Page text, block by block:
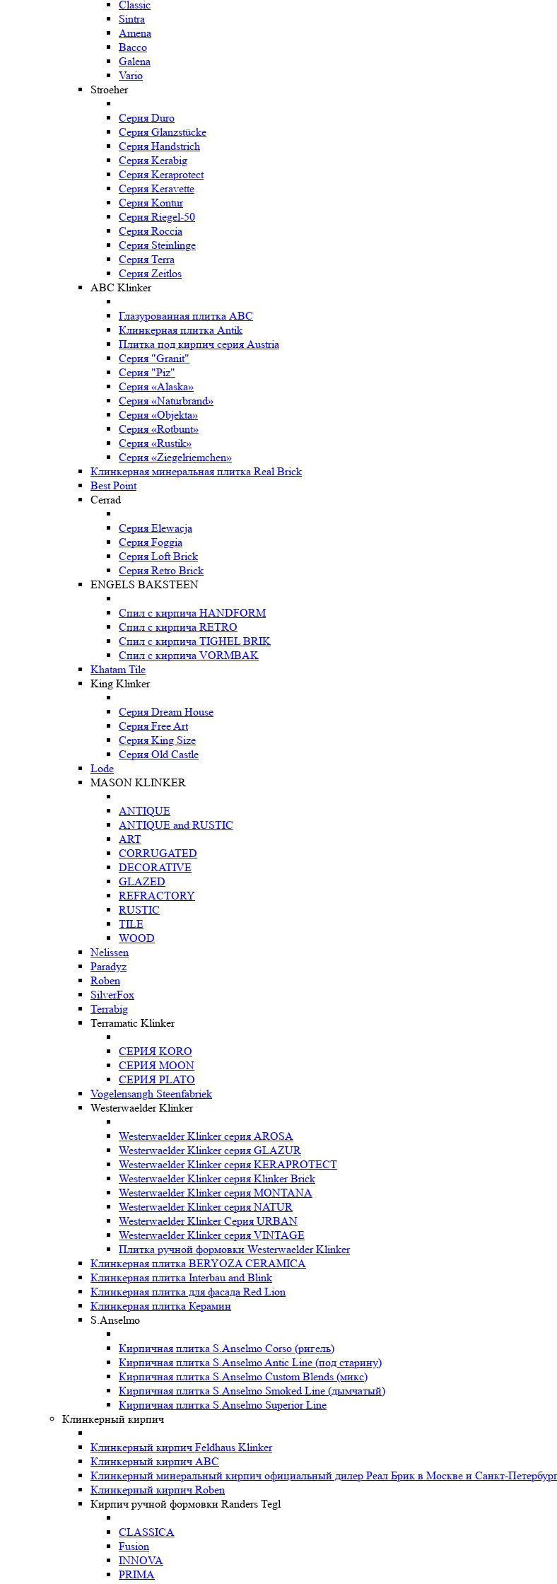
Classic
Sintra
Amena
Bacco
Galena
Vario
Stroeher
Серия Duro
Серия Glanzstücke
Серия Handstrich
Серия Kerabig
Серия Keraprotect
Серия Keravette
Серия Kontur
Серия Riegel-50
Серия Roccia
Серия Steinlinge
Серия Terra
Серия Zeitlos
ABC Klinker
Глазурованная плитка ABC
Клинкерная плитка Antik
Плитка под кирпич серия Austria
Серия "Granit"
Серия "Piz"
Серия «Alaska»
Серия «Naturbrand»
Серия «Objekta»
Серия «Rotbunt»
Серия «Rustik»
Серия «Ziegelriemchen»
Клинкерная минеральная плитка Real Brick
Best Point
Cerrad
Серия Elewacja
Серия Foggia
Серия Loft Brick
Серия Retro Brick
ENGELS BAKSTEEN
Спил с кирпича HANDFORM
Спил с кирпича RETRO
Спил с кирпича TIGHEL BRIK
Спил с кирпича VORMBAK
Khatam Tile
King Klinker
Серия Dream House
Серия Free Art
Серия King Size
Серия Old Castle
Lode
MASON KLINKER
ANTIQUE
ANTIQUE and RUSTIC
ART
CORRUGATED
DECORATIVE
GLAZED
REFRACTORY
RUSTIC
TILE
WOOD
Nelissen
Paradyz
Roben
SilverFox
Terrabig
Terramatic Klinker
СЕРИЯ KORO
СЕРИЯ MOON
СЕРИЯ PLATO
Vogelensangh Steenfabriek
Westerwaelder Klinker
Westerwaelder Klinker серия AROSA
Westerwaelder Klinker серия GLAZUR
Westerwaelder Klinker серия KERAPROTECT
Westerwaelder Klinker серия Klinker Brick
Westerwaelder Klinker серия MONTANA
Westerwaelder Klinker серия NATUR
Westerwaelder Klinker Серия URBAN
Westerwaelder Klinker серия VINTAGE
Плитка ручной формовки Westerwaelder Klinker
Клинкерная плитка BERYOZA CERAMICA
Клинкерная плитка Interbau and Blink
Клинкерная плитка для фасада Red Lion
Клинкерная плитка Керамин
S.Anselmo
Кирпичная плитка S.Anselmo Corso (ригель)
Кирпичная плитка S.Anselmo Antic Line (под старину)
Кирпичная плитка S.Anselmo Custom Blends (микс)
Кирпичная плитка S.Anselmo Smoked Line (дымчатый)
Кирпичная плитка S.Anselmo Superior Line
Клинкерный кирпич
Клинкерный кирпич Feldhaus Klinker
Клинкерный кирпич ABC
Клинкерный минеральный кирпич официальный дилер Реал Брик в Москве и Санкт-
Клинкерный кирпич Roben
Кирпич ручной формовки Randers Tegl
CLASSICA
Fusion
INNOVA
PRIMA